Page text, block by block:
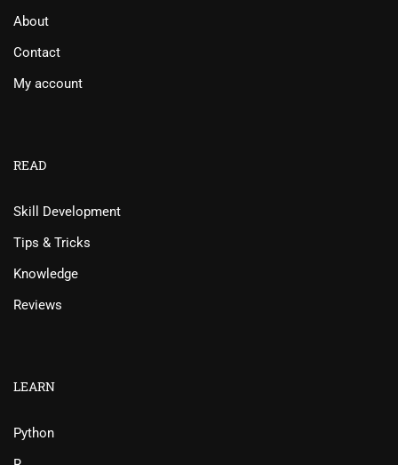
About
Contact
My account
READ
Skill Development
Tips & Tricks
Knowledge
Reviews
LEARN
Python